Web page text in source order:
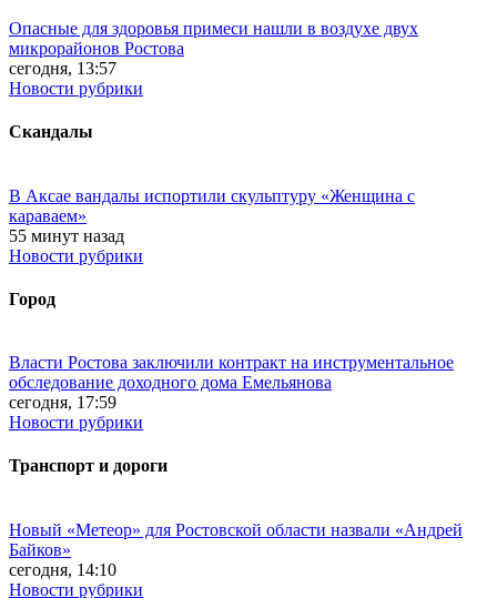
Опасные для здоровья примеси нашли в воздухе двух
микрорайонов Ростова
сегодня, 13:57
Новости рубрики
Скандалы
В Аксае вандалы испортили скульптуру «Женщина с
караваем»
55 минут назад
Новости рубрики
Город
Власти Ростова заключили контракт на инструментальное
обследование доходного дома Емельянова
сегодня, 17:59
Новости рубрики
Транспорт и дороги
Новый «Метеор» для Ростовской области назвали «Андрей
Байков»
сегодня, 14:10
Новости рубрики